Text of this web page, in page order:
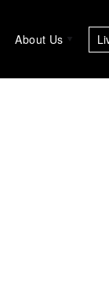
About Us